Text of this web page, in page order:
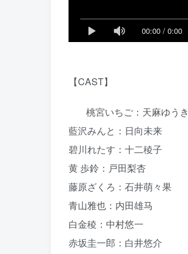
00:00 / 0:00
【CAST】
桃宮いちご：天麻ゆうき
藍沢みんと：日向未来
碧川れたす：十二稜子
黄 歩鈴：戸田梨杏
藤原ざくろ：石井萌々果
青山雅也：内田雄马
白金稜：中村悠一
赤坂圭一郎：白井悠介